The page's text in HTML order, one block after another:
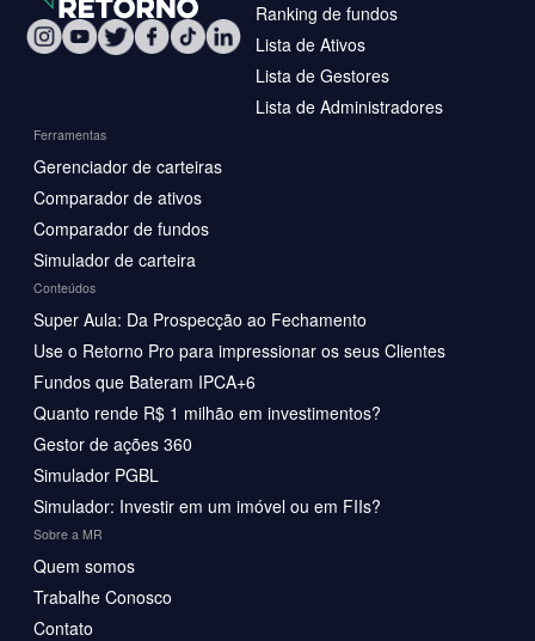
Ranking de fundos
Lista de Ativos
Lista de Gestores
Lista de Administradores
Ferramentas
Gerenciador de carteiras
Comparador de ativos
Comparador de fundos
Simulador de carteira
Conteúdos
Super Aula: Da Prospecção ao Fechamento
Use o Retorno Pro para impressionar os seus Clientes
Fundos que Bateram IPCA+6
Quanto rende R$ 1 milhão em investimentos?
Gestor de ações 360
Simulador PGBL
Simulador: Investir em um imóvel ou em FIIs?
Sobre a MR
Quem somos
Trabalhe Conosco
Contato